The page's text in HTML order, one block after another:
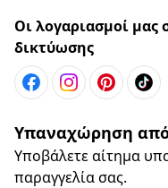
Οι λογαριασμοί μας
δικτύωσης
Υπαναχώρηση
Υποβάλετε αίτημα
παραγγελία σας.